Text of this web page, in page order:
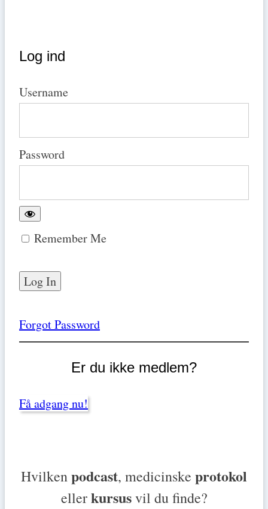
Log ind
Username
Password
Remember Me
Forgot Password
Er du ikke medlem?
Få adgang nu!
Hvilkenpodcast, medicinske protokol
ellerkursusvil du finde?